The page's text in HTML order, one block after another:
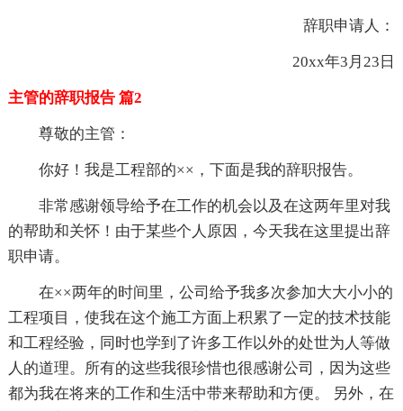
辞职申请人：
20xx年3月23日
主管的辞职报告 篇2
尊敬的主管：
你好！我是工程部的××，下面是我的辞职报告。
非常感谢领导给予在工作的机会以及在这两年里对我
的帮助和关怀！由于某些个人原因，今天我在这里提出辞
职申请。
在××两年的时间里，公司给予我多次参加大大小小的
工程项目，使我在这个施工方面上积累了一定的技术技能
和工程经验，同时也学到了许多工作以外的处世为人等做
人的道理。所有的这些我很珍惜也很感谢公司，因为这些
都为我在将来的工作和生活中带来帮助和方便。 另外，在